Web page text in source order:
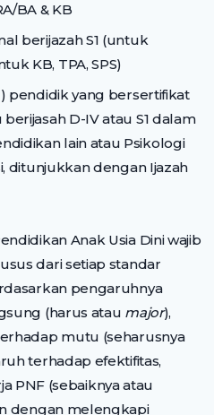
BA & KB
berijazah S1 (untuk
KB, TPA, SPS)
pendidik yang bersertifikat
D-IV atau S1 dalam
lain atau Psikologi
ditunjukkan dengan Ijazah
Anak Usia Dini wajib
dari setiap standar
pengaruhnya
(harus atau major),
mutu (seharusnya
terhadap efektifitas,
PNF (sebaiknya atau
dengan melengkapi